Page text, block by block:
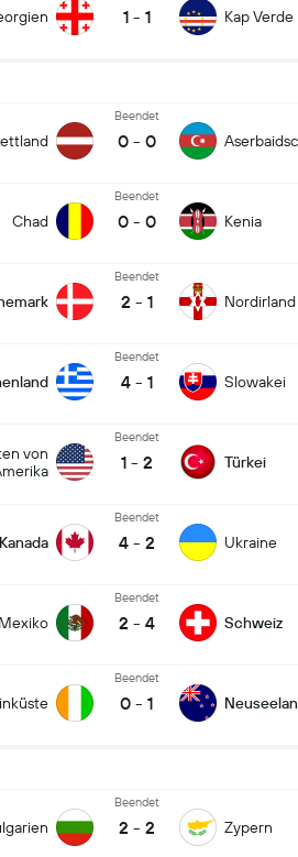
1 - 1 Kap Verde
Beendet
0 - 0
Chad
Beendet
0 - 0 Kenia
Beendet
2 - 1 Nordirland
Beendet
4 - 1 Slowakei
von
Beendet
1 - 2 Türkei
Kanada
Beendet
4 - 2 Ukraine
Mexiko
Beendet
2 - 4 Schweiz
Beendet
0 - 1
Beendet
2 - 2 Zypern